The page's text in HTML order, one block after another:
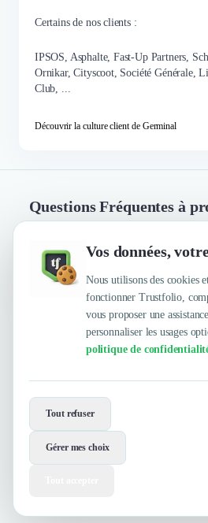
Vos données,
Nous utilisons des cookies
fonctionner Trustfolio,
vous proposer une
personnaliser les usages
politique de
Tout refuser
Gérer mes choix
Certains de nos clients :
IPSOS, Asphalte, Fast-Up Partners,
Ornikar, Cityscoot, Société Générale,
Club, ...
Découvrir la culture client de Germinal
Questions Fréquentes à
Quelles sont les principales
reconnaissent leurs clients ?
Trustfolio a authentifié les
d'exécution, Organisation /